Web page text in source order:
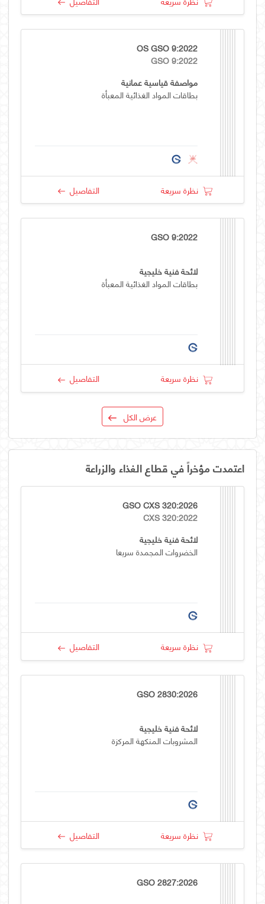
OS GSO 9:2022
GSO 9:2022
مواصفة قياسية عمانية
بطاقات المواد الغذائية المعبأة
نظرة سريعة التفاصيل
GSO 9:2022
لائحة فنية خليجية
بطاقات المواد الغذائية المعبأة
نظرة سريعة التفاصيل
عرض الكل
اعتمدت مؤخراً في قطاع الغذاء والزراعة
GSO CXS 320:2026
CXS 320:2022
لائحة فنية خليجية
الخضروات المجمدة سريعا
نظرة سريعة التفاصيل
GSO 2830:2026
لائحة فنية خليجية
المشروبات المنكهة المركزة
نظرة سريعة التفاصيل
GSO 2827:2026